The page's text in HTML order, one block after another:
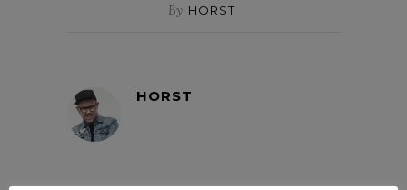
By HORST
HORST